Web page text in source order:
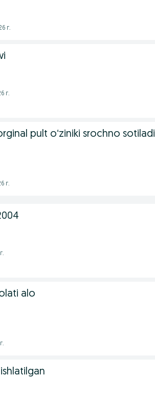
г.
г.
pult oʻziniki srochno sotiladi
г.
alo